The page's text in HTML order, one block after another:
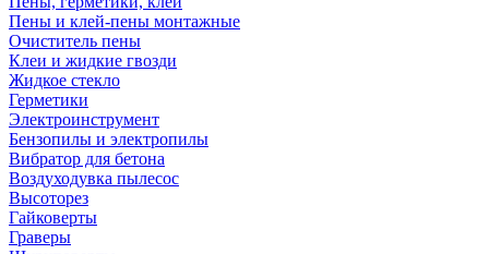
Пены и клей-пены монтажные
Очиститель пены
Клеи и жидкие гвозди
Жидкое стекло
Герметики
Электроинструмент
Бензопилы и электропилы
Вибратор для бетона
Воздуходувка пылесос
Высоторез
Гайковерты
Граверы